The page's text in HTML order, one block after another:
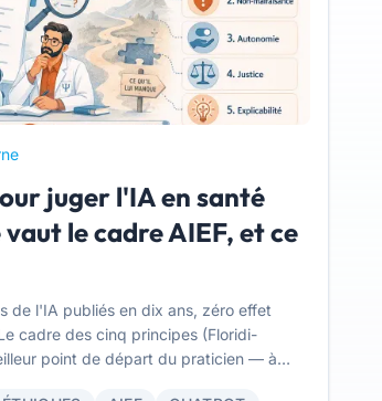
juger l'IA en santé
le cadre AIEF, et ce
de l'IA publiés en dix ans, zéro effet
cadre des cinq principes (Floridi-
point de départ du praticien — à